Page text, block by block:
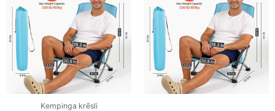
Kempinga krēsli